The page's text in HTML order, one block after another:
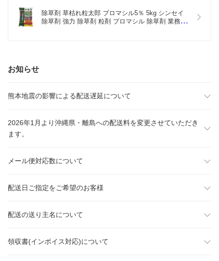
除草剤 草枯れ粒太郎 ブロマシル5％ 5kg シンセイ
除草剤 強力 除草剤 粒剤 ブロマシル 除草剤 業務用
お知らせ
熊本地震の影響による配送遅延について
2026年1月より沖縄県・離島への配送料を変更させていただき
ます。
メール便対応数について
配送日ご指定をご希望のお客様
配送の送り主名について
領収書(インボイス対応)について